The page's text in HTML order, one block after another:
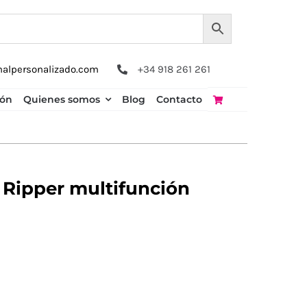
+34 918 261 261
Quienes somos Blog Contacto
multifunción